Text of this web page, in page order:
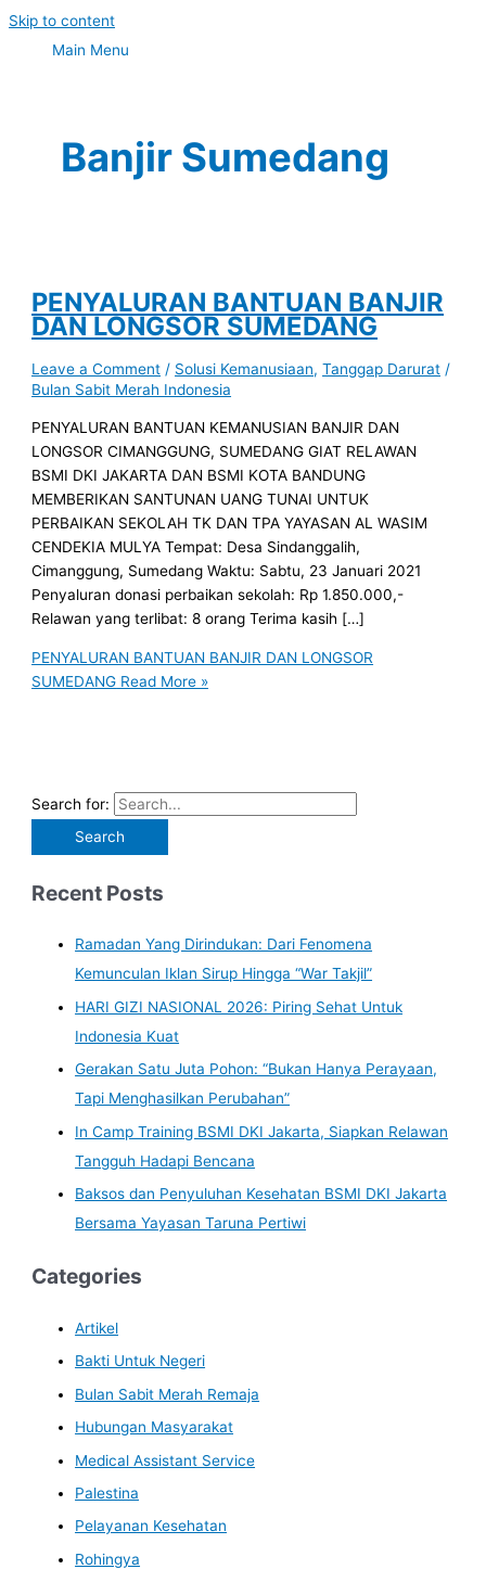
Skip to content
Main Menu
Banjir Sumedang
PENYALURAN BANTUAN BANJIR
DAN LONGSOR SUMEDANG
Leave a Comment / Solusi Kemanusiaan,Tanggap Darurat /
Bulan Sabit Merah Indonesia
PENYALURAN BANTUAN KEMANUSIAN BANJIR DAN
LONGSOR CIMANGGUNG, SUMEDANG GIAT RELAWAN
BSMI DKI JAKARTA DAN BSMI KOTA BANDUNG
MEMBERIKAN SANTUNAN UANG TUNAI UNTUK
PERBAIKAN SEKOLAH TK DAN TPA YAYASAN AL WASIM
CENDEKIA MULYA Tempat: Desa Sindanggalih,
Cimanggung, Sumedang Waktu: Sabtu, 23 Januari 2021
Penyaluran donasi perbaikan sekolah: Rp 1.850.000,-
Relawan yang terlibat: 8 orang Terima kasih […]
PENYALURAN BANTUAN BANJIR DAN LONGSOR
SUMEDANG Read More »
Search for:
Recent Posts
Ramadan Yang Dirindukan: Dari Fenomena
Kemunculan Iklan Sirup Hingga “War Takjil”
HARI GIZI NASIONAL 2026: Piring Sehat Untuk
Indonesia Kuat
Gerakan Satu Juta Pohon: “Bukan Hanya Perayaan,
Tapi Menghasilkan Perubahan”
In Camp Training BSMI DKI Jakarta, Siapkan Relawan
Tangguh Hadapi Bencana
Baksos dan Penyuluhan Kesehatan BSMI DKI Jakarta
Bersama Yayasan Taruna Pertiwi
Categories
Artikel
Bakti Untuk Negeri
Bulan Sabit Merah Remaja
Hubungan Masyarakat
Medical Assistant Service
Palestina
Pelayanan Kesehatan
Rohingya